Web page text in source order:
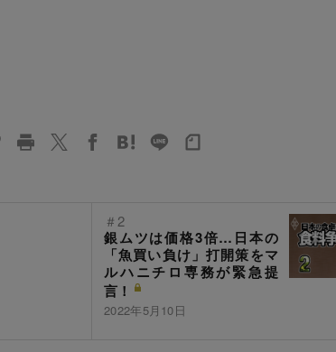
＃2
銀ムツは価格3倍…日本の
「魚買い負け」打開策をマ
ルハニチロ専務が緊急提
言！
2022年5月10日